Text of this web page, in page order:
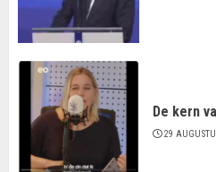
De kern
29